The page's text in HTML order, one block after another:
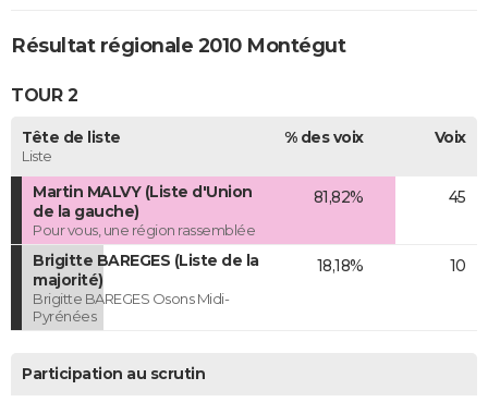
Résultat régionale 2010 Montégut
TOUR 2
Tête de liste
Liste
% des voix Voix
Martin MALVY (Liste d'Union
de la gauche)
Pour vous, une région rassemblée
81,82% 45
Brigitte BAREGES (Liste de la
majorité)
Brigitte BAREGES Osons Midi-
Pyrénées
18,18% 10
Participation au scrutin